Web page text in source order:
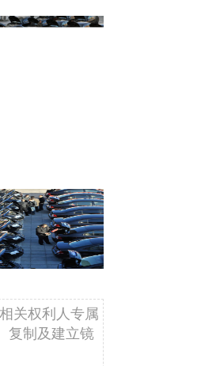
关权利人专属
复制及建立镜